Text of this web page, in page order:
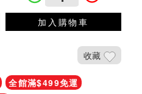
加入購物車
收藏
全館滿$499免運